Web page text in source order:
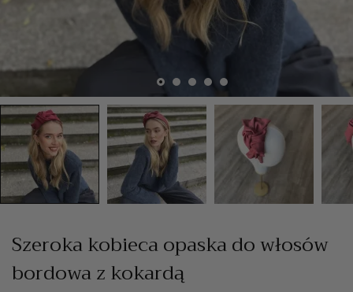
Szeroka kobieca opaska do włosów
bordowa z kokardą